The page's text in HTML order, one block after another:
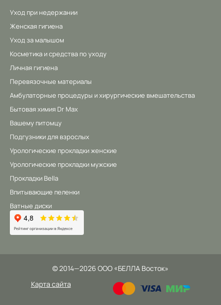
Уход при недержании
Женская гигиена
Уход за малышом
Косметика и средства по уходу
Личная гигиена
Перевязочные материалы
Амбулаторные процедуры и хирургические вмешательства
Бытовая химия Dr Max
Вашему питомцу
Подгузники для взрослых
Урологические прокладки женские
Урологические прокладки мужские
Прокладки Bella
Впитывающие пеленки
Ватные диски
©2014—2026 ООО «БЕЛЛА Восток»
Карта сайта